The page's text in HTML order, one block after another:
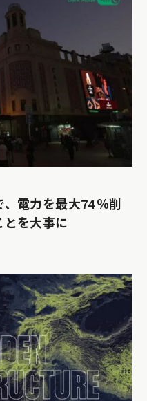
、電力を最大74％削
とを大事に